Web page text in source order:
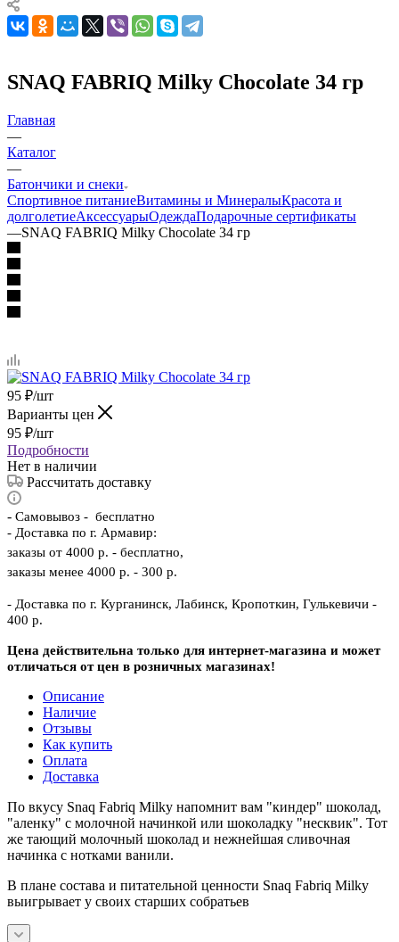
SNAQ FABRIQ Milky Chocolate 34 гр
Главная
—
Каталог
—
Батончики и снеки
Спортивное питаниеВитамины и МинералыКрасота и
долголетиеАксессуарыОдеждаПодарочные сертификаты
—SNAQ FABRIQ Milky Chocolate 34 гр
95 ₽/шт
Варианты цен
95 ₽/шт
Подробности
Нет в наличии
Рассчитать доставку
- Самовывоз - бесплатно
- Доставка по г. Армавир:
заказы от 4000 р. - бесплатно,
заказы менее 4000 р. - 300 р.
- Доставка по г. Курганинск, Лабинск, Кропоткин, Гулькевичи -
400 р.
Цена действительна только для интернет-магазина и может
отличаться от цен в розничных магазинах!
Описание
Наличие
Отзывы
Как купить
Оплата
Доставка
По вкусу Snaq Fabriq Milky напомнит вам "киндер" шоколад,
"аленку" с молочной начинкой или шоколадку "несквик". Тот
же тающий молочный шоколад и нежнейшая сливочная
начинка с нотками ванили.
В плане состава и питательной ценности Snaq Fabriq Milky
выигрывает у своих старших собратьев